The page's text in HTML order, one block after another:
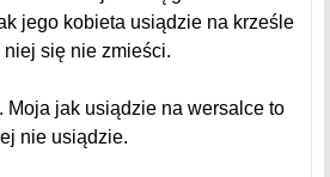
jego kobieta usiądzie na krześle
niej się nie zmieści.
Moja jak usiądzie na wersalce to
nie usiądzie.